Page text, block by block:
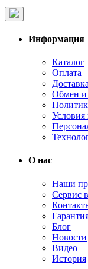
Информация
Каталог
Оплата
Доставка
Обмен и
О нас
Наши
Сервис
Блог
Новости
Видео
История